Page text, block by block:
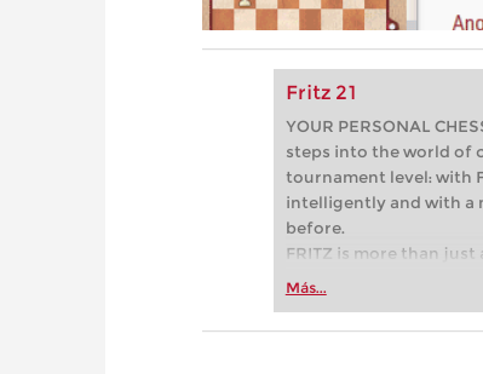
Fritz 21
YOUR PERSONAL
steps into the world of
tournament level: with
intelligently and with a
before.
FRITZ is more than
Whether you’re taking
more efficiently,
Más...